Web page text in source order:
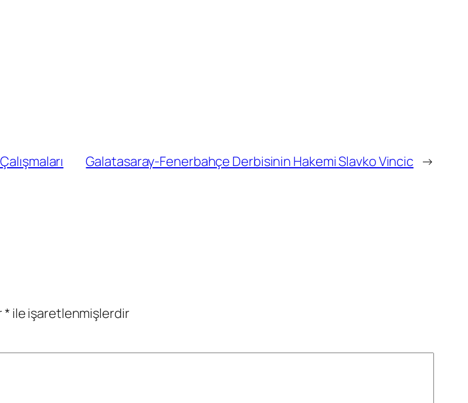
Galatasaray-Fenerbahçe Derbisinin Hakemi Slavko Vincic →
* ile işaretlenmişlerdir